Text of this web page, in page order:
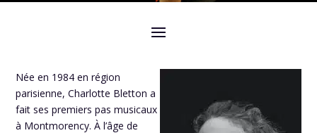
Née en 1984 en région
parisienne, Charlotte Bletton a
fait ses premiers pas musicaux
à Montmorency. À l’âge de